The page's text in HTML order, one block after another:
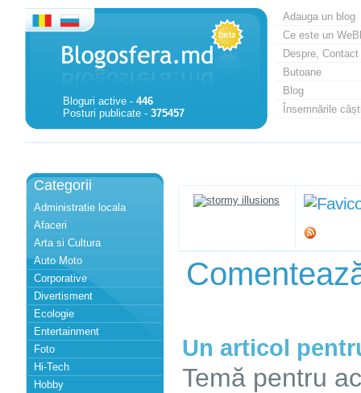
Bloguri active - 446
Posturi publicate - 375457
Adauga un blog
Ce este un
Despre, Contact
Butoane
Blog
Însemnările
Categorii
Administratie locala
Afaceri
Arta si Cultura
Auto Moto
Corporative
Divertisment
Ecologie
Entertainment
Foto
Hi-Tech
Hobby
Un articol
Temă pentru